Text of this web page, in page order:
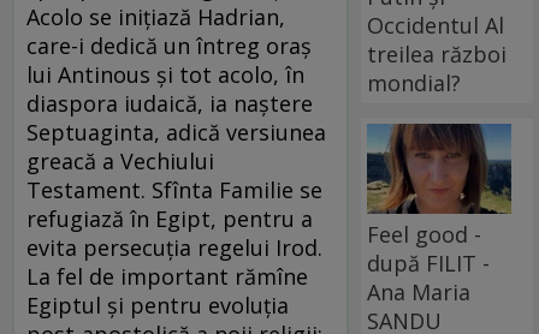
Acolo se inițiază Hadrian,
care-i dedică un întreg oraș
lui Antinous și tot acolo, în
diaspora iudaică, ia naștere
Septuaginta, adică versiunea
greacă a Vechiului
Testament. Sfînta Familie se
refugiază în Egipt, pentru a
evita persecuția regelui Irod.
La fel de important rămîne
Egiptul și pentru evoluția
Occidentul Al
treilea război
mondial?
Feel good -
după FILIT -
Ana Maria
SANDU